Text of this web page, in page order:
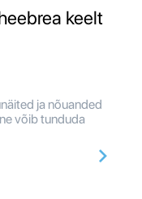
keelt
ja nõuanded
võib tunduda